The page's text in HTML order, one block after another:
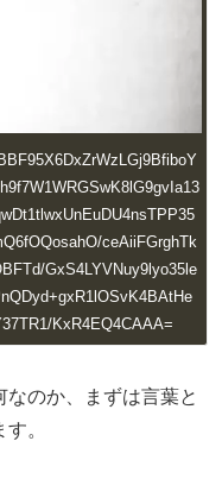
ceAiiFGrghTk
GxS4LYVNuy9lyo35le
KxR4EQ4CAAA=
のか、まずは言葉と
。